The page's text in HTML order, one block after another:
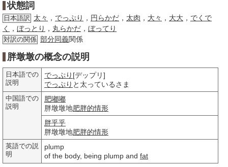
状態詞
日本語訳 太々 ， でっぷり ， 円らかだ ， 太肉 ， 大々 ， 大大 ， でくで
く
， ぼっとり ， 丸らかだ ， ぼってり
対訳の関係 部分同義関係
胖墩墩の概念の説明
日本語での
説明
でっぷり [デップリ]
でっぷり と太っているさま
中国語での
説明
肥嘟嘟
胖墩墩地肥胖的情形
胖乎乎
胖墩墩地肥胖的情形
英語での説
明
plump
of the body, being plump and fat